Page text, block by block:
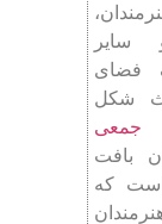
سایر
فضای
شکل
بافت
که